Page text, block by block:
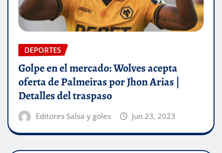
DEPORTES
Golpe en el mercado: Wolves acepta
oferta de Palmeiras por Jhon Arias |
Detalles del traspaso
Editores Salsa y goles Jun 23, 2023